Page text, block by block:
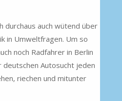
durchaus auch wütend über
in Umweltfragen. Um so
noch Radfahrer in Berlin
deutschen Autosucht jeden
riechen und mitunter